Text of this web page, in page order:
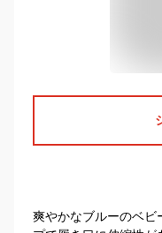
爽やかなブルーのベビ